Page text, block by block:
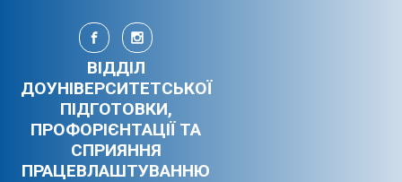
Skip to main content
ВІДДІЛ
ДОУНІВЕРСИТЕТСЬКОЇ
ПІДГОТОВКИ,
ПРОФОРІЄНТАЦІЇ ТА
СПРИЯННЯ
ПРАЦЕВЛАШТУВАННЮ